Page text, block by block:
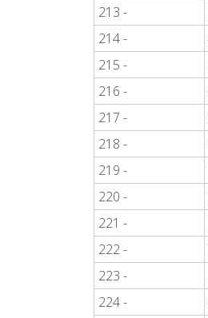
213 -
214 -
215 -
216 -
217 -
218 -
219 -
220 -
221 -
222 -
223 -
224 -